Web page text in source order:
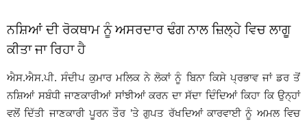
ਨਸ਼ਿਆਂ ਦੀ ਰੋਕਥਾਮ ਨੂੰ ਅਸਰਦਾਰ ਢੰਗ ਨਾਲ ਜ਼ਿਲ੍ਹੇ ਵਿਚ ਲਾਗੂ
ਕੀਤਾ ਜਾ ਰਿਹਾ ਹੈ
ਐਸ.ਐਸ.ਪੀ. ਸੰਦੀਪ ਕੁਮਾਰ ਮਲਿਕ ਨੇ ਲੋਕਾਂ ਨੂੰ ਬਿਨਾ ਕਿਸੇ ਪ੍ਰਭਾਵ ਜਾਂ ਡਰ ਤੋਂ
ਨਸ਼ਿਆਂ ਸਬੰਧੀ ਜਾਣਕਾਰੀਆਂ ਸਾਂਝੀਆਂ ਕਰਨ ਦਾ ਸੱਦਾ ਦਿੰਦਿਆਂ ਕਿਹਾ ਕਿ ਉਨ੍ਹਾਂ
ਵਲੋਂ ਦਿੱਤੀ ਜਾਣਕਾਰੀ ਪੂਰਨ ਤੌਰ ’ਤੇ ਗੁਪਤ ਰੱਖਦਿਆਂ ਕਾਰਵਾਈ ਨੂੰ ਅਮਲ ਵਿਚ